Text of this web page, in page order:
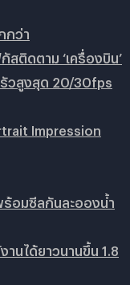
กว่า
สติดตาม ‘เครื่องบิน’
วสูงสุด 20/30fps
Impression
อมซีลกันละอองน้ำ
นได้ยาวนานขึ้น 1.8